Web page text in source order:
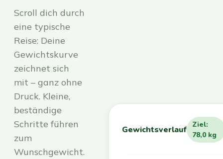
Scroll dich durch
eine typische
Reise: Deine
Gewichtskurve
zeichnet sich
mit – ganz ohne
Druck. Kleine,
beständige
Schritte führen
zum
Wunschgewicht.
Gewichtsverlauf
Ziel:
78,0 kg